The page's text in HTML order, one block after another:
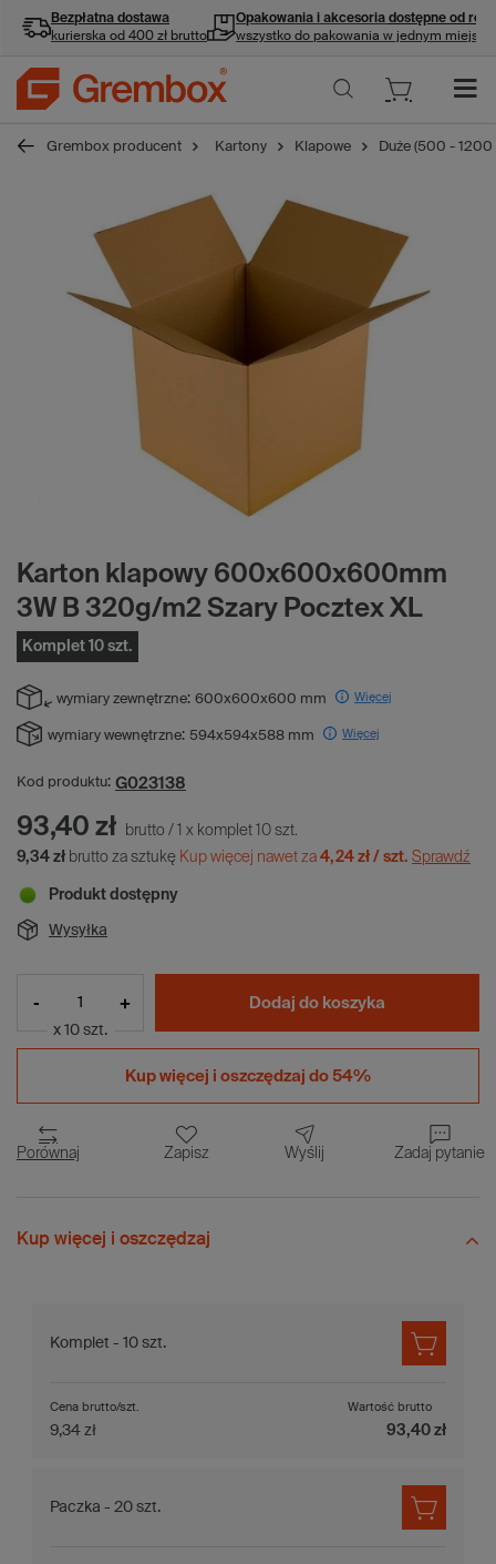
Bezpłatna dostawa
kurierska od 400 zł brutto
Opakowania i akcesoria dostępne od ręki
wszystko do pakowania w jednym miejscu
Grembox producent Kartony Klapowe Duże (500 -
Karton klapowy 600x600x600mm
3W B 320g/m2 Szary Pocztex XL
Komplet 10 szt.
wymiary zewnętrzne: 600x600x600 mm Więcej
wymiary wewnętrzne: 594x594x588 mm Więcej
Kod produktu: G023138
93,40 zł brutto / x komplet 10 szt.
9,34 zł brutto za sztukę Kup więcej nawet za 4,24 zł / szt. Sprawdź
Produkt dostępny
Wysyłka
- +
x 10 szt.
Dodaj do koszyka
Kup więcej i oszczędzaj do 54%
Porównaj Zapisz Wyślij Zadaj pytanie
Kup więcej i oszczędzaj
Komplet - 10 szt.
Cena brutto/szt.
9,34 zł
Wartość brutto
93,40 zł
Paczka - 20 szt.